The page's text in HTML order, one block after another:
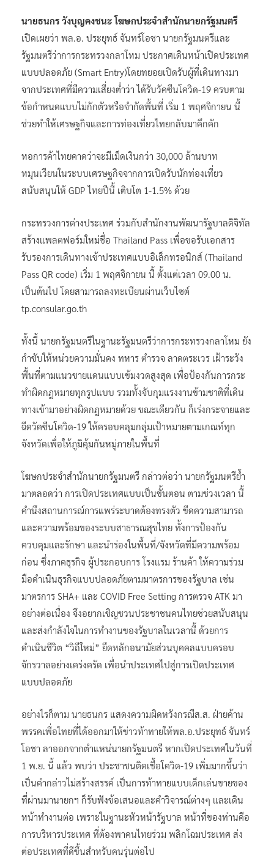
นายธนกร วังบุญคงชนะ โฆษกประจำสำนักนายกรัฐมนตรี
เปิดเผยว่า พล.อ. ประยุทธ์ จันทร์โอชา นายกรัฐมนตรีและ
รัฐมนตรีว่าการกระทรวงกลาโหม ประกาศเดินหน้าเปิดประเทศ
แบบปลอดภัย (Smart Entry)โดยทยอยเปิดรับผู้ที่เดินทางมา
จากประเทศที่มีความเสี่ยงต่ำว่า ได้รับวัคซีนโควิด-19 ครบตาม
ข้อกำหนดแบบไม่กักตัวหรือจำกัดพื้นที่ เริ่ม 1 พฤศจิกายน นี้
ช่วยทำให้เศรษฐกิจและการท่องเที่ยวไทยกลับมาคึกคัก
หอการค้าไทยคาดว่าจะมีเม็ดเงินกว่า 30,000 ล้านบาท
หมุนเวียนในระบบเศรษฐกิจจากการเปิดรับนักท่องเที่ยว
สนับสนุนให้ GDP ไทยปีนี้ เติบโต 1-1.5% ด้วย
กระทรวงการต่างประเทศ ร่วมกับสำนักงานพัฒนารัฐบาลดิจิทัล
สร้างแพลตฟอร์มใหม่ชื่อ Thailand Pass เพื่อขอรับเอกสาร
รับรองการเดินทางเข้าประเทศแบบอิเล็กทรอนิกส์ (Thailand
Pass QR code) เริ่ม 1 พฤศจิกายน นี้ ตั้งแต่เวลา 09.00 น.
เป็นต้นไป โดยสามารถลงทะเบียนผ่านเว็บไซต์
tp.consular.go.th
ทั้งนี้ นายกรัฐมนตรีในฐานะรัฐมนตรีว่าการกระทรวงกลาโหม ยัง
กำชับให้หน่วยความมั่นคง ทหาร ตำรวจ ลาดตระเวร เฝ้าระวัง
พื้นที่ตามแนวชายแดนแบบเข้มงวดสูงสุด เพื่อป้องกันการกระ
ทำผิดกฎหมายทุกรูปแบบ รวมทั้งจับกุมแรงงานข้ามชาติที่เดิน
ทางเข้ามาอย่างผิดกฎหมายด้วย ขณะเดียวกัน ก็เร่งกระจายและ
ฉีดวัคซีนโควิด-19 ให้ครอบคลุมกลุ่มเป้าหมายตามเกณท์ทุก
จังหวัดเพื่อให้ภูมิคุ้มกันหมู่ภายในพื้นที่
โฆษกประจำสำนักนายกรัฐมนตรี กล่าวต่อว่า นายกรัฐมนตรีย้ำ
มาตลอดว่า การเปิดประเทศแบบเป็นขั้นตอน ตามช่วงเวลา นี้
คำนึงสถานการณ์การแพร่ระบาดต้องทรงตัว ขีดความสามารถ
และความพร้อมของระบบสาธารณสุขไทย ทั้งการป้องกัน
ควบคุมและรักษา และนำร่องในพื้นที่/จังหวัดที่มีความพร้อม
ก่อน ซึ่งภาคธุรกิจ ผู้ประกอบการ โรงแรม ร้านค้า ให้ความร่วม
มือดำเนินธุรกิจแบบปลอดภัยตามมาตรการของรัฐบาล เช่น
มาตรการ SHA+ และ COVID Free Setting การตรวจ ATK มา
อย่างต่อเนื่อง จึงอยากเชิญชวนประชาชนคนไทยช่วยสนับสนุน
และส่งกำลังใจในการทำงานของรัฐบาลในเวลานี้ ด้วยการ
ดำเนินชีวิต “วิถีใหม่” ยึดหลักอนามัยส่วนบุคคลแบบครอบ
จักรวาลอย่างเคร่งครัด เพื่อนำประเทศไปสู่การเปิดประเทศ
แบบปลอดภัย
อย่างไรก็ตาม นายธนกร แสดงความผิดหวังกรณีส.ส. ฝ่ายค้าน
พรรคเพื่อไทยที่ได้ออกมาให้ข่าวท้าทายให้พล.อ.ประยุทธ์ จันทร์
โอชา ลาออกจากตำแหน่นายกรัฐมนตรี หากเปิดประเทศในวันที่
1 พ.ย. นี้ แล้ว พบว่า ประชาชนติดเชื้อโควิด-19 เพิ่มมากขึ้นว่า
เป็นคำกล่าวไม่สร้างสรรค์ เป็นการท้าทายแบบเด็กเล่นขายของ
ที่ผ่านมานายกฯ ก็รับฟังข้อเสนอและคำวิจารณ์ต่างๆ และเดิน
หน้าทำงานต่อ เพราะในฐานะหัวหน้ารัฐบาล หน้าที่ของท่านคีอ
การบริหารประเทศ ที่ต้องพาคนไทยร่วม พลิกโฉมประเทศ ส่ง
ต่อประเทศที่ดีขึ้นสำหรับคนรุ่นต่อไป